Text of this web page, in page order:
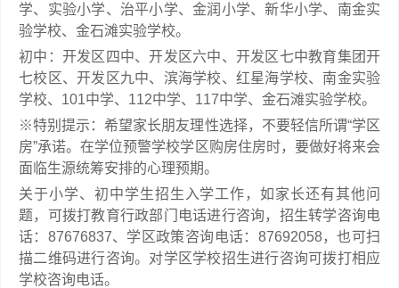
学、实验小学、治平小学、金润小学、新华小学、南金实
验学校、金石滩实验学校。
初中：开发区四中、开发区六中、开发区七中教育集团开
七校区、开发区九中、滨海学校、红星海学校、南金实验
学校、101中学、112中学、117中学、金石滩实验学校。
※特别提示：希望家长朋友理性选择，不要轻信所谓“学区
房”承诺。在学位预警学校学区购房住房时，要做好将来会
面临生源统筹安排的心理预期。
关于小学、初中学生招生入学工作，如家长还有其他问
题，可拨打教育行政部门电话进行咨询，招生转学咨询电
话：87676837、学区政策咨询电话：87692058，也可扫
描二维码进行咨询。对学区学校招生进行咨询可拨打相应
学校咨询电话。